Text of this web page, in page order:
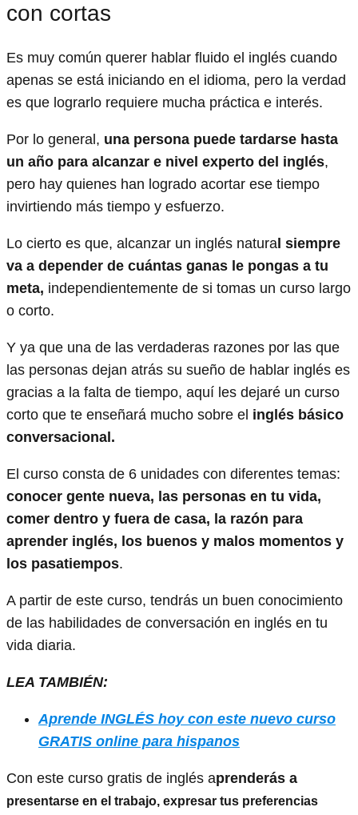
con cortas
Es muy común querer hablar fluido el inglés cuando
apenas se está iniciando en el idioma, pero la verdad
es que lograrlo requiere mucha práctica e interés.
Por lo general, una persona puede tardarse hasta
un año para alcanzar e nivel experto del inglés,
pero hay quienes han logrado acortar ese tiempo
invirtiendo más tiempo y esfuerzo.
Lo cierto es que, alcanzar un inglés natura l siempre
va a depender de cuántas ganas le pongas a tu
meta, independientemente de si tomas un curso largo
o corto.
Y ya que una de las verdaderas razones por las que
las personas dejan atrás su sueño de hablar inglés es
gracias a la falta de tiempo, aquí les dejaré un curso
corto que te enseñará mucho sobre el inglés básico
conversacional.
El curso consta de 6 unidades con diferentes temas:
conocer gente nueva, las personas en tu vida,
comer dentro y fuera de casa, la razón para
aprender inglés, los buenos y malos momentos y
los pasatiempos.
A partir de este curso, tendrás un buen conocimiento
de las habilidades de conversación en inglés en tu
vida diaria.
LEA TAMBIÉN:
Aprende INGLÉS hoy con este nuevo curso
GRATIS online para hispanos
Con este curso gratis de inglés aprenderás a
presentarse en el trabajo, expresar tus preferencias